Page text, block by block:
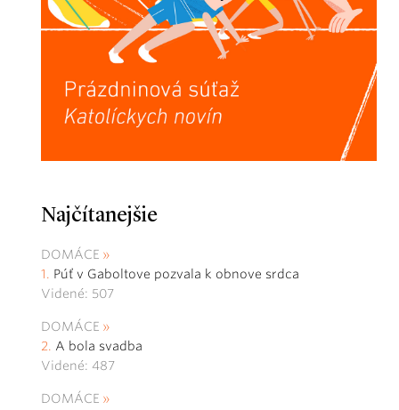
Najčítanejšie
DOMÁCE
Púť v Gaboltove pozvala k obnove srdca
Videné: 507
DOMÁCE
A bola svadba
Videné: 487
DOMÁCE